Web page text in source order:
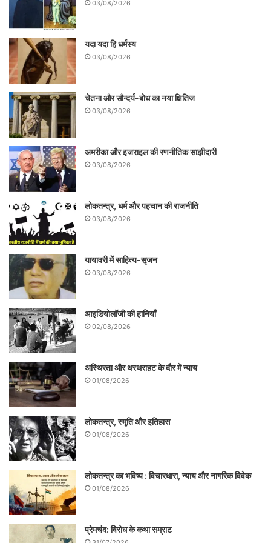
बाद में ‘कविवचन सुधा’ (1868), ‘हिन्दी प्रदीप’
(1877), ‘ब्राह्मण’ (1883) आदि पत्रिकाओं में
विभिन्न नवीन विषयों पर अनुस्धानपरक लेख
प्रकाशित होने लगे। स्वयं भारतेन्दु ने कालिदास,
जयदेव, सूरदास तथा पुष्पदंताचार्य की चरितावली
लिखी। पुरातत्व और भारत के साँस्कृतिक इतिहास
पर अनुसन्धानपरक निबन्ध लिखे। ‘नाटक अथवा
दृश्यकाव्य’ शीर्षक उनका महत्वपूर्ण सिद्धान्तनिरूपक
निबन्ध उनकी अनुसन्धान-दृष्टि का सूचक है।
03/08/2026
यदा यदा हि धर्मस्य
03/08/2026
चेतना और सौन्दर्य-बोध का नया क्षितिज
03/08/2026
अमरीका और इजराइल की रणनीतिक साझीदारी
03/08/2026
लोकतन्त्र, धर्म और पहचान की राजनीति
03/08/2026
यायावरी में साहित्य-सृजन
03/08/2026
आइडियोलॉजी की हानियाँ
02/08/2026
अस्थिरता और थरथराहट के दौर में न्याय
01/08/2026
लोकतन्त्र, स्मृति और इतिहास
01/08/2026
लोकतन्त्र का भविष्य : विचारधारा, न्याय और नागरिक विवेक
01/08/2026
प्रेमचंद: विरोध के कथा सम्राट